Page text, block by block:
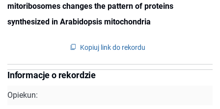
mitoribosomes changes the pattern of proteins
synthesized in Arabidopsis mitochondria
Kopiuj link do rekordu
Informacje o rekordzie
Opiekun: